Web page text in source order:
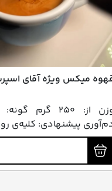
میکس ویژه آقای
وزن از: ۲۵۰
پیشنهادی: کلیه‌ی